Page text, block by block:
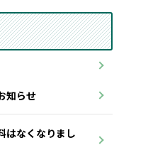
知らせ
はなくなりまし